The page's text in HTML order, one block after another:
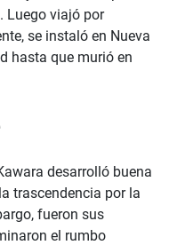
Luego viajó por
se instaló en Nueva
hasta que murió en
desarrolló buena
trascendencia por la
fueron sus
el rumbo